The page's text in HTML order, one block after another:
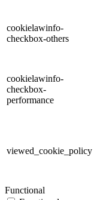
cookielawinfo-
checkbox-others
cookielawinfo-
checkbox-
performance
viewed_cookie_policy
Functional